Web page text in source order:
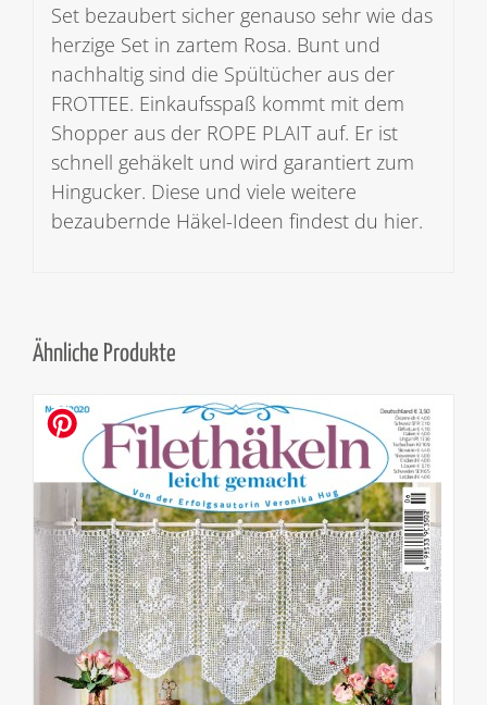
Set bezaubert sicher genauso sehr wie das
herzige Set in zartem Rosa. Bunt und
nachhaltig sind die Spültücher aus der
FROTTEE. Einkaufsspaß kommt mit dem
Shopper aus der ROPE PLAIT auf. Er ist
schnell gehäkelt und wird garantiert zum
Hingucker. Diese und viele weitere
bezaubernde Häkel-Ideen findest du hier.
Ähnliche Produkte